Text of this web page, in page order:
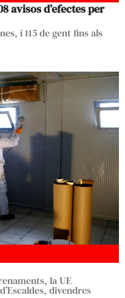
avisos d’efectes per
i 115 de gent fins als
la UE
divendres